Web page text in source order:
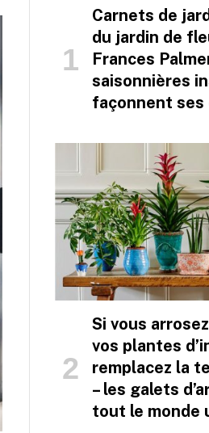
Carnets de
du jardin de
Frances
saisonnières
façonnent ses
Si vous
vos plantes
remplacez la
– les galets
tout le monde